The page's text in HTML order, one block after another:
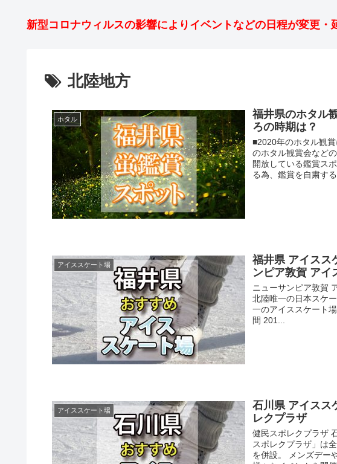
新型コロナウィルスの影響によりイベントなどの日程が変更
北陸地方
ホタル
福井県のホタル
ろの時期は？
■2020年のホタル観
のホタル観賞会など
開放している鑑賞ス
る為、鑑賞を自粛す
アイススケート場
福井県 アイス
ンピア敦賀 アイ
ニューサンピア敦賀
北陸唯一の日本スケ
一のアイススケート
間 201...
アイススケート場
石川県 アイス
レクプラザ
健民スポレクプラザ
スポレクプラザ」は
を併設。 メンズデー